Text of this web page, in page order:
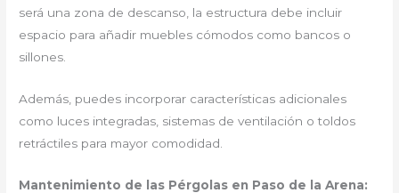
será una zona de descanso, la estructura debe incluir
espacio para añadir muebles cómodos como bancos o
sillones.
Además, puedes incorporar características adicionales
como luces integradas, sistemas de ventilación o toldos
retráctiles para mayor comodidad.
Mantenimiento de las Pérgolas en Paso de la Arena: